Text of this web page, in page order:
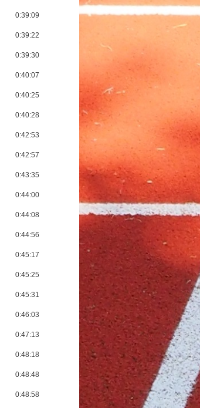
0:39:09
0:39:22
0:39:30
0:40:07
0:40:25
0:40:28
0:42:53
0:42:57
0:43:35
0:44:00
0:44:08
0:44:56
0:45:17
0:45:25
0:45:31
0:46:03
0:47:13
0:48:18
0:48:48
0:48:58